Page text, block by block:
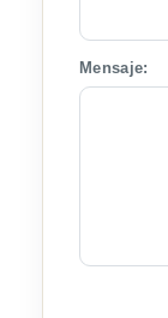
Mensaje: